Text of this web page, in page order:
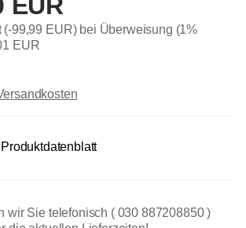
EUR
(-99,99 EUR) bei Überweisung (1%
EUR
Produktdatenblatt
wir Sie telefonisch ( 030 887208850 )